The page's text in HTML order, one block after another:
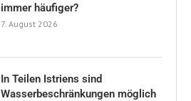
immer häufiger?
7. August 2026
In Teilen Istriens sind
Wasserbeschränkungen möglich